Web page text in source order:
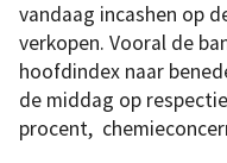
vandaag incashen op
verkopen. Vooral de
hoofdindex naar
de middag op
procent,